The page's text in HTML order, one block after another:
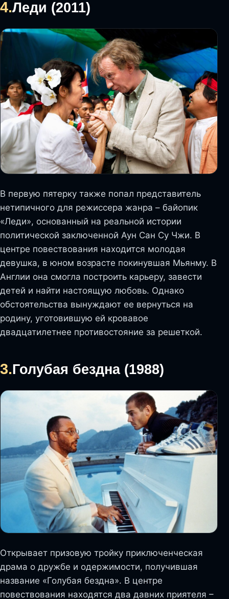
4.Леди (2011)
В первую пятерку также попал представитель
нетипичного для режиссера жанра – байопик
«Леди», основанный на реальной истории
политической заключенной Аун Сан Су Чжи. В
центре повествования находится молодая
девушка, в юном возрасте покинувшая Мьянму. В
Англии она смогла построить карьеру, завести
детей и найти настоящую любовь. Однако
обстоятельства вынуждают ее вернуться на
родину, уготовившую ей кровавое
двадцатилетнее противостояние за решеткой.
3.Голубая бездна (1988)
Открывает призовую тройку приключенческая
драма о дружбе и одержимости, получившая
название «Голубая бездна». В центре
повествования находятся два давних приятеля –